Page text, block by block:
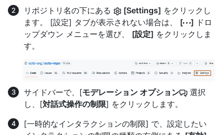
リポジトリ名の下にある [Settings] をクリックし
ます。 [設定] タブが表示されない場合は、 [ ] ドロ
ップダウン メニューを選び、 [設定] をクリックしま
す。
サイドバーで、[モデレーション オプション
選択
し、[対話式操作の制限] をクリックします。
[一時的なインタラクションの制限] で、設定したい